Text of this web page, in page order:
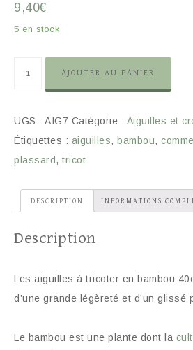
9,40€
5 en stock
AJOUTER AU PANIER
UGS : AIG7 Catégorie : Aiguilles et
Étiquettes : aiguilles, bambou,
plassard, tricot
DESCRIPTION INFORMATIONS
Description
Les aiguilles à tricoter en bambou
d’une grande légèreté et d’un glissé
Le bambou est une plante dont la